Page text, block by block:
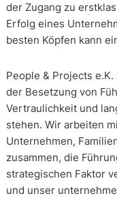
der Zugang zu
Erfolg eines
besten Köpfen kann
People & Projects
der Besetzung von
Vertraulichkeit und
stehen. Wir arbeiten
Unternehmen,
zusammen, die
strategischen Faktor
und unser